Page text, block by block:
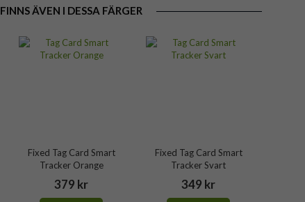
FINNS ÄVEN I DESSA FÄRGER
Fixed Tag Card Smart
Tracker Orange
379 kr
Fixed Tag Card Smart
Tracker Svart
349 kr